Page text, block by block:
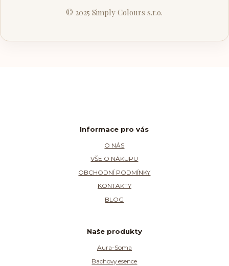
© 2025 Simply Colours s.r.o.
Informace pro vás
O NÁS
VŠE O NÁKUPU
OBCHODNÍ PODMÍNKY
KONTAKTY
BLOG
Naše produkty
Aura-Soma
Bachovy esence